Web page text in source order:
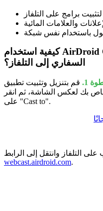
كيفية استخدام AirDroid Cast Web لبث متصفح رحلات
السفاري إلى التلفاز؟
1.
قم بتنزيل وتثبيت تطبيق AirDroid Cast على جهاز
بك لعكس الشاشة، ثم انقر
على "Cast to".
التلفاز وانتقل إلى الرابط
webcast.airdroid.com.